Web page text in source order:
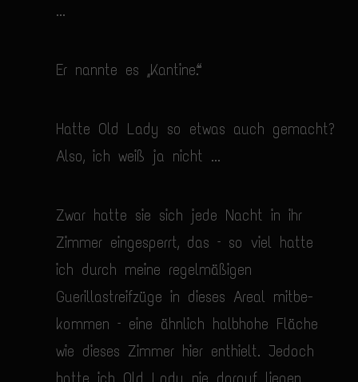
...
Er nannte es „Kantine“.
Hatte Old Lady so etwas auch gemacht?
Also, ich weiß ja nicht ...
Zwar hatte sie sich jede Nacht in ihr
Zimmer eingesperrt, das – so viel hatte
ich durch meine regelmäßigen
Guerillastreifzüge in dieses Areal mitbe­
kommen – eine ähnlich halbhohe Fläche
wie dieses Zimmer hier enthielt. Jedoch
hatte ich Old Lady nie darauf liegen